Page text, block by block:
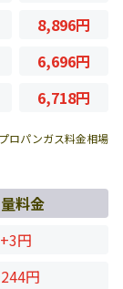
8,896円
6,696円
6,718円
ロパンガス料金相場
料金
+3円
円